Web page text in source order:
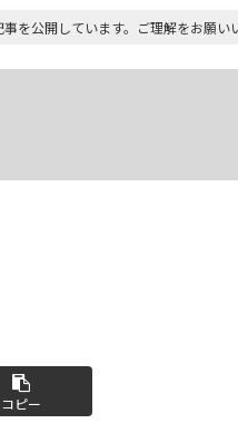
を公開しています。ご理解をお願い
コピー